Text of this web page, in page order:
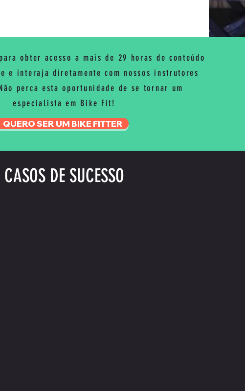
obter acesso a mais de 29 horas de conteúdo
e interaja diretamente com nossos instrutores
perca esta oportunidade de se tornar um
especialista em Bike Fit!
QUERO SER UM BIKE FITTER
CASOS DE SUCESSO